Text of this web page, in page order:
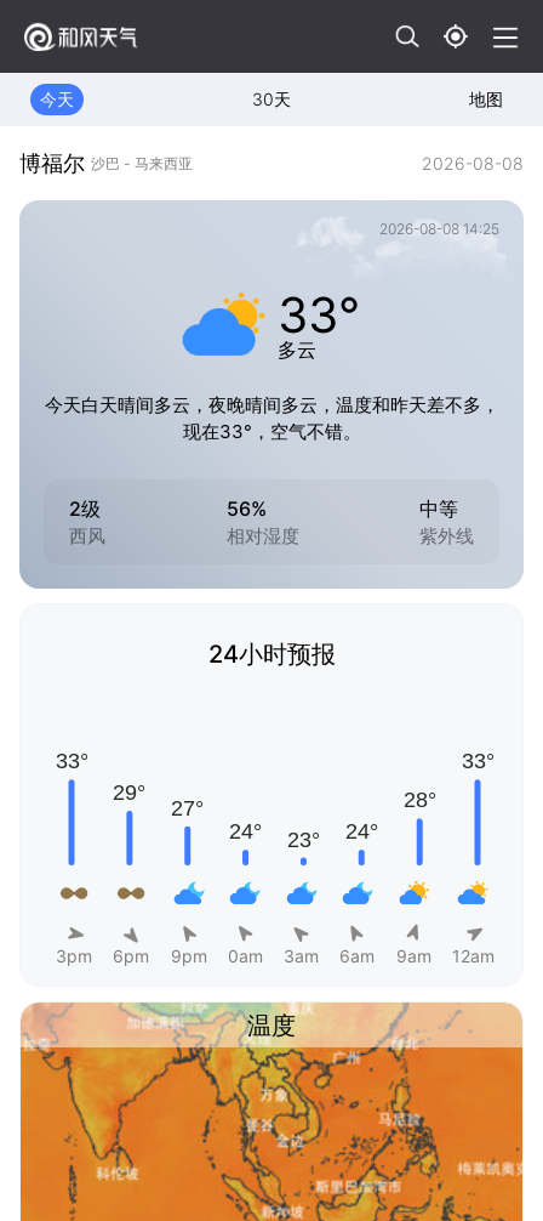
今天 30天 地图
博福尔 沙巴 - 马来西亚 2026-08-08
2026-08-08 14:25
33°
多云
今天白天晴间多云，夜晚晴间多云，温度和昨天差不多，
现在33°，空气不错。
2级
西风
56%
相对湿度
中等
紫外线
24小时预报
3pm 6pm 9pm 0am 3am 6am 9am 12am
温度